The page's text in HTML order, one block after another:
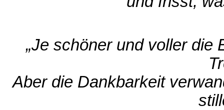
„Je schöner und voller die
Aber die Dankbarkeit